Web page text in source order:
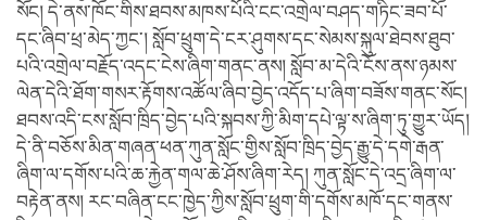
སོང། དེ་ནས་ཁོང་གིས་ཐབས་མཁས་པོའི་ངང་འགྲེལ་བཤད་གཏིང་ཟབ་པོ་
དང་ཞིབ་ཕྲ་མེད་ཀྱང་། སློབ་ཕྲུག་དེ་ངར་ཤུགས་དང་སེམས་སྐུལ་ཐེབས་ཐུབ་
པའི་འགྲེལ་བརྗོད་འདང་ངེས་ཞིག་གནང་ནས། སློབ་མ་དེའི་ངོས་ནས་ཉམས་
ལེན་དེའི་ཐོག་གསར་རྟོགས་འཚོལ་ཞིབ་བྱེད་འདོད་པ་ཞིག་བཟོས་གནང་སོང།
ཐབས་འདི་ངས་སློབ་ཁྲིད་བྱེད་པའི་སྐབས་ཀྱི་མིག་དཔེ་ལྟ་ས་ཞིག་ཏུ་གྱུར་ཡོད།
དེ་ནི་བཅོས་མིན་གཞན་ཕན་ཀུན་སློང་གྱིས་སློབ་ཁྲིད་བྱེད་རྒྱུ་དེ་དགེ་རྒན་
ཞིག་ལ་དགོས་པའི་ཆ་རྐྱེན་གལ་ཆེ་ཤོས་ཞིག་རེད། ཀུན་སློང་དེ་འདྲ་ཞིག་ལ་
བརྟེན་ནས། རང་བཞིན་ངང་ཁྱེད་ཀྱིས་སློབ་ཕྲུག་གི་དགོས་མཁོ་དང་གནས་